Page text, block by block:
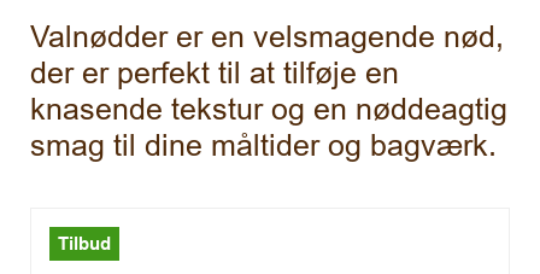
Valnødder er en velsmagende nød,
der er perfekt til at tilføje en
knasende tekstur og en nøddeagtig
smag til dine måltider og bagværk.
Tilbud